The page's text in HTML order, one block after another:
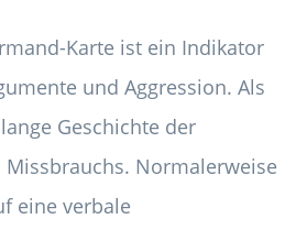
Karte ist ein Indikator
und Aggression. Als
Geschichte der
Normalerweise
eine verbale